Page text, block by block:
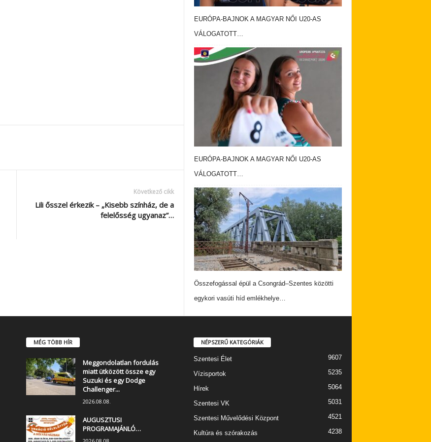
Következő cikk
Lili ősszel érkezik – „Kisebb színház, de a
felelősség ugyanaz”…
EURÓPA-BAJNOK A MAGYAR NŐI U20-AS
VÁLOGATOTT…
EURÓPA-BAJNOK A MAGYAR NŐI U20-AS
VÁLOGATOTT…
Összefogással épül a Csongrád–Szentes közötti
egykori vasúti híd emlékhelye…
MÉG TÖBB HÍR
Meggondolatlan fordulás
miatt ütközött össze egy
Suzuki és egy Dodge
Challenger...
2026.08.08.
AUGUSZTUSI
PROGRAMAJÁNLÓ…
NÉPSZERŰ KATEGÓRIÁK
Szentesi Élet 9607
Vízisportok 5235
Hírek 5064
Szentesi VK 5031
Szentesi Művelődési Központ 4521
Kultúra és szórakozás 4238